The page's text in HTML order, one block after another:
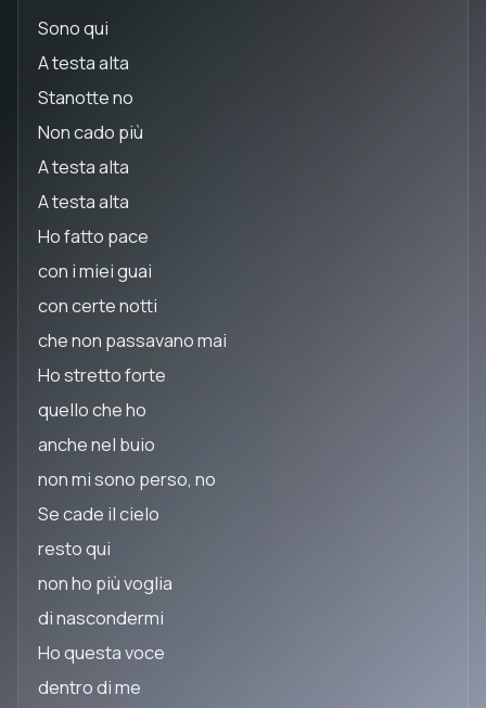
Sono qui
A testa alta
Stanotte no
Non cado più
A testa alta
A testa alta
Ho fatto pace
con i miei guai
con certe notti
che non passavano mai
Ho stretto forte
quello che ho
anche nel buio
non mi sono perso, no
Se cade il cielo
resto qui
non ho più voglia
di nascondermi
Ho questa voce
dentro di me